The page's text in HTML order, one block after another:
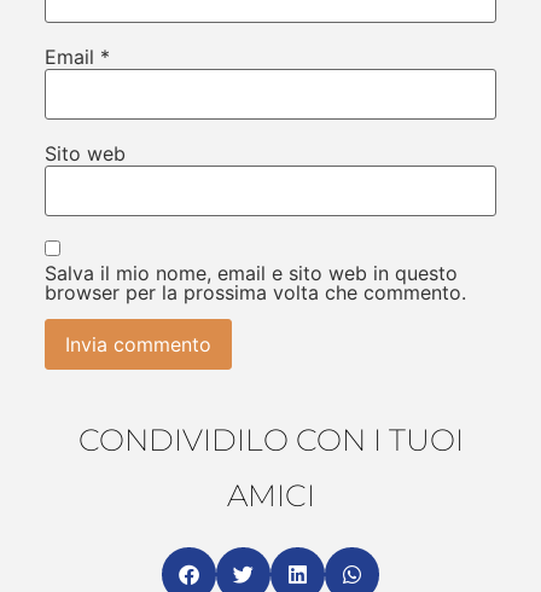
Email *
Sito web
Salva il mio nome, email e sito web in questo
browser per la prossima volta che commento.
CONDIVIDILO CON I TUOI
AMICI